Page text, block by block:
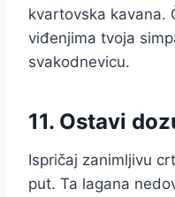
kvartovska kavana.
viđenjima tvoja
svakodnevicu.
11. Ostavi
Ispričaj zanimljivu
put. Ta lagana